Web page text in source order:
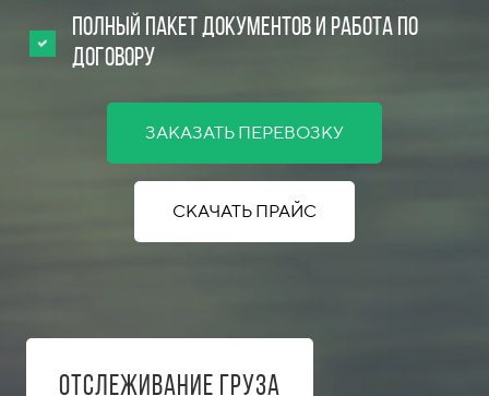
Полный пакет документов и работа по
договору
ЗАКАЗАТЬ ПЕРЕВОЗКУ
СКАЧАТЬ ПРАЙС
Отслеживание груза